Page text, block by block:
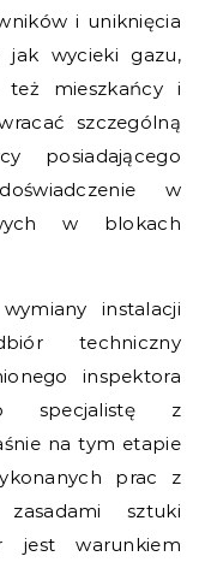
i uniknięcia
jak wycieki gazu,
też mieszkańcy i
szczególną
posiadającego
w
w blokach
instalacji
techniczny
inspektora
specjalistę z
na tym etapie
prac z
sztuki
jest warunkiem